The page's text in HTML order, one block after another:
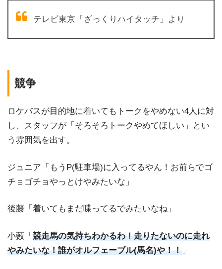
テレビ東京「ざっくりハイタッチ」より
競争
ロケバスが目的地に着いてもトークをやめない4人に対
し、スタッフが「そろそろトークやめてほしい」とい
う雰囲気を出す。
ジュニア「もうP(駐車場)に入ってるやん！お前らでゴ
チョゴチョやっとけやみたいな」
後藤「着いてもまだ喋ってるでみたいなね」
小藪「 競走馬の気持ちわかるわ！走りたないのに走れ
やみたいな！誰がオルフェーブル(馬名)や！！ 」